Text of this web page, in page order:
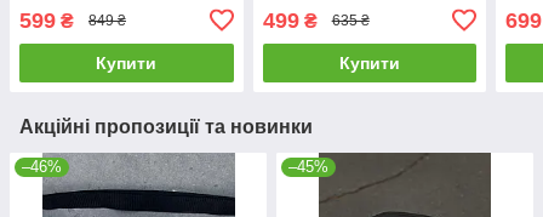
599 ₴ 849 ₴
Купити
499₴ 635 ₴
Купити
699
Акційні пропозиції та новинки
–46% –45%